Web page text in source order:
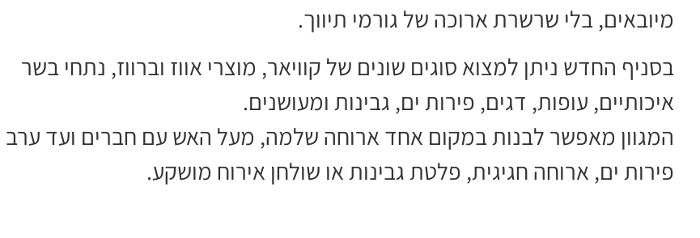
מיובאים, בלי שרשרת ארוכה של גורמי תיווך.
בסניף החדש ניתן למצוא סוגים שונים של קוויאר, מוצרי אווז וברווז, נתחי בשר
איכותיים, עופות, דגים, פירות ים, גבינות ומעושנים.
המגוון מאפשר לבנות במקום אחד ארוחה שלמה, מעל האש עם חברים ועד ערב
פירות ים, ארוחה חגיגית, פלטת גבינות או שולחן אירוח מושקע.